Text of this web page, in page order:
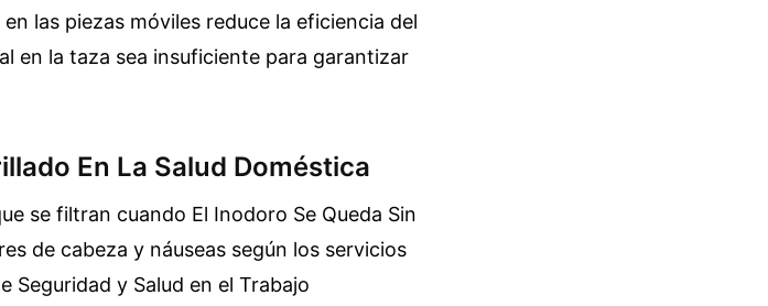
las piezas móviles reduce la eficiencia del
en la taza sea insuficiente para garantizar
En La Salud Doméstica
se filtran cuando El Inodoro Se Queda Sin
de cabeza y náuseas según los servicios
Seguridad y Salud en el Trabajo